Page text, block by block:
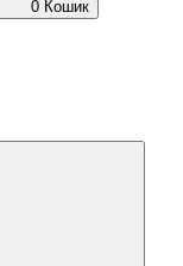
0 Кошик